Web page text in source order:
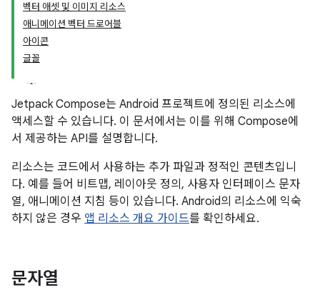
벡터 애셋 및 이미지 리소스
애니메이션 벡터 드로어블
아이콘
글꼴
Jetpack Compose는 Android 프로젝트에 정의된 리소스에
액세스할 수 있습니다. 이 문서에서는 이를 위해 Compose에
서 제공하는 API를 설명합니다.
리소스는 코드에서 사용하는 추가 파일과 정적인 콘텐츠입니
다. 예를 들어 비트맵, 레이아웃 정의, 사용자 인터페이스 문자
열, 애니메이션 지침 등이 있습니다. Android의 리소스에 익숙
하지 않은 경우 앱 리소스 개요 가이드를 확인하세요.
문자열